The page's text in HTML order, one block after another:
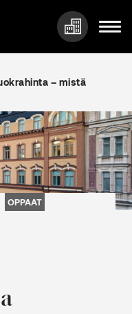
– mistä
OPPAAT